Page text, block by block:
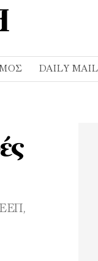
DAILY MAIL